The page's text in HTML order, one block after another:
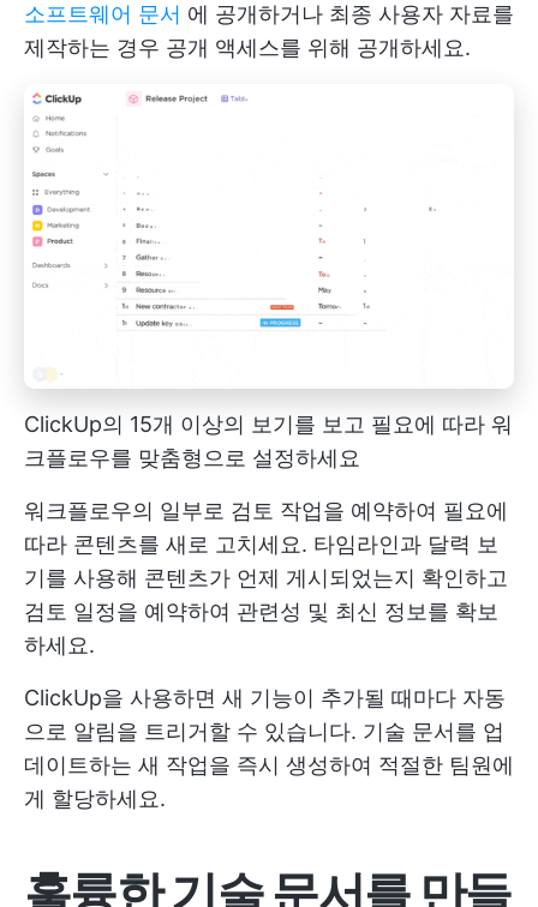
소프트웨어 문서 에 공개하거나 최종 사용자 자료를
제작하는 경우 공개 액세스를 위해 공개하세요.
ClickUp의 15개 이상의 보기를 보고 필요에 따라 워
크플로우를 맞춤형으로 설정하세요
워크플로우의 일부로 검토 작업을 예약하여 필요에
따라 콘텐츠를 새로 고치세요. 타임라인과 달력 보
기를 사용해 콘텐츠가 언제 게시되었는지 확인하고
검토 일정을 예약하여 관련성 및 최신 정보를 확보
하세요.
ClickUp을 사용하면 새 기능이 추가될 때마다 자동
으로 알림을 트리거할 수 있습니다. 기술 문서를 업
데이트하는 새 작업을 즉시 생성하여 적절한 팀원에
게 할당하세요.
훌륭한 기술 문서를 만들